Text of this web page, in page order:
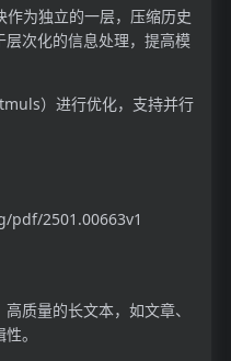
为独立的一层，压缩历史
次化的信息处理，提高模
）进行优化，支持并行
pdf/2501.00663v1
质量的长文本，如文章、
。